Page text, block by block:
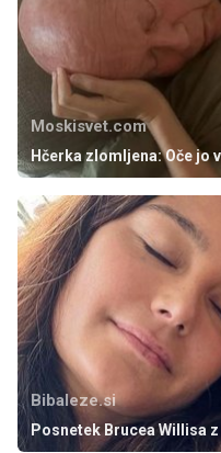
Moskisvet.com
Hčerka zlomljena: Oče jo
Bibaleze.si
Posnetek Brucea Willisa